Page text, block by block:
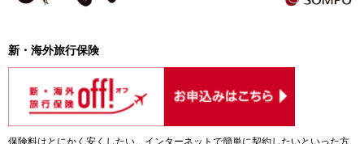
新・海外旅行保険
保険料はとにかく安くしたい。インターネットで簡単に契約したいといった方